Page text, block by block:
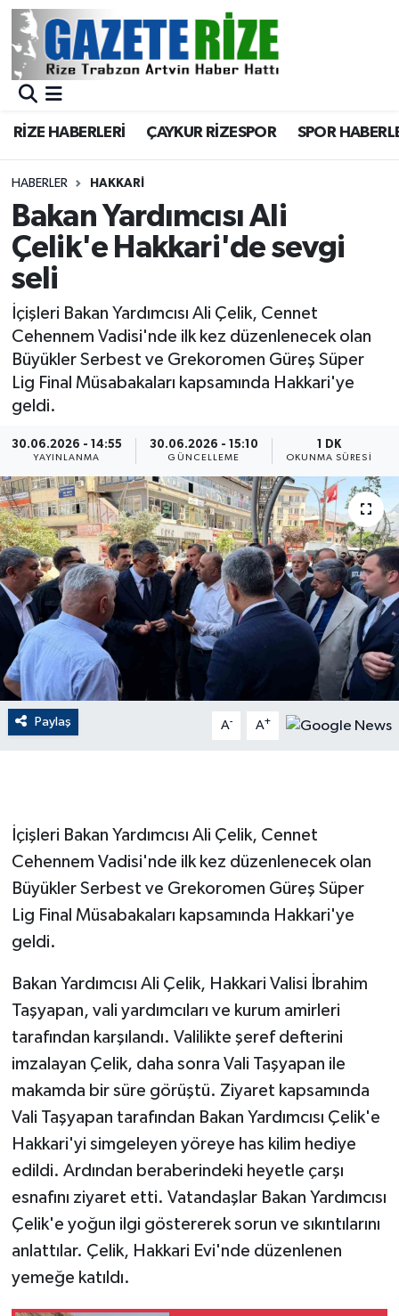
RİZE HABERLERİ ÇAYKUR RİZESPOR SPOR
HABERLER HAKKARI
Bakan Yardımcısı Ali
Çelik'e Hakkari'de sevgi
seli
İçişleri Bakan Yardımcısı Ali Çelik, Cennet
Cehennem Vadisi'nde ilk kez düzenlenecek olan
Büyükler Serbest ve Grekoromen Güreş Süper
Lig Final Müsabakaları kapsamında Hakkari'ye
geldi.
30.06.2026 - 14:55
YAYINLANMA
30.06.2026 - 15:10
GÜNCELLEME
1 DK
OKUNMA SÜRESI
Paylaş A- A+
İçişleri Bakan Yardımcısı Ali Çelik, Cennet
Cehennem Vadisi'nde ilk kez düzenlenecek olan
Büyükler Serbest ve Grekoromen Güreş Süper
Lig Final Müsabakaları kapsamında Hakkari'ye
geldi.
Bakan Yardımcısı Ali Çelik, Hakkari Valisi İbrahim
Taşyapan, vali yardımcıları ve kurum amirleri
tarafından karşılandı. Valilikte şeref defterini
imzalayan Çelik, daha sonra Vali Taşyapan ile
makamda bir süre görüştü. Ziyaret kapsamında
Vali Taşyapan tarafından Bakan Yardımcısı Çelik'e
Hakkari'yi simgeleyen yöreye has kilim hediye
edildi. Ardından beraberindeki heyetle çarşı
esnafını ziyaret etti. Vatandaşlar Bakan Yardımcısı
Çelik'e yoğun ilgi göstererek sorun ve sıkıntılarını
anlattılar. Çelik, Hakkari Evi'nde düzenlenen
yemeğe katıldı.
BÖLGEMİZ
Asayiş
Rize Jandarma Komutanlığı
Bilim Teknoloji
Advertising news
Canlı Maç
Dış Haberler
Dünya
EĞİTİM
EKONOMİ
English News
Finans
GENEL
GÜNDEM
HABERDE İNSAN
İNSAN
İş Dünyası
Jandarma
Kadın
KÜLTÜR SANAT
MAGAZİN
Merkez Nöbetçi Eczaneler
Merkez Trafik Yoğunluk Haritası
Süper Lig Puan Durumu ve Fikstür
Tüm Manşetler
Haber Arşivi